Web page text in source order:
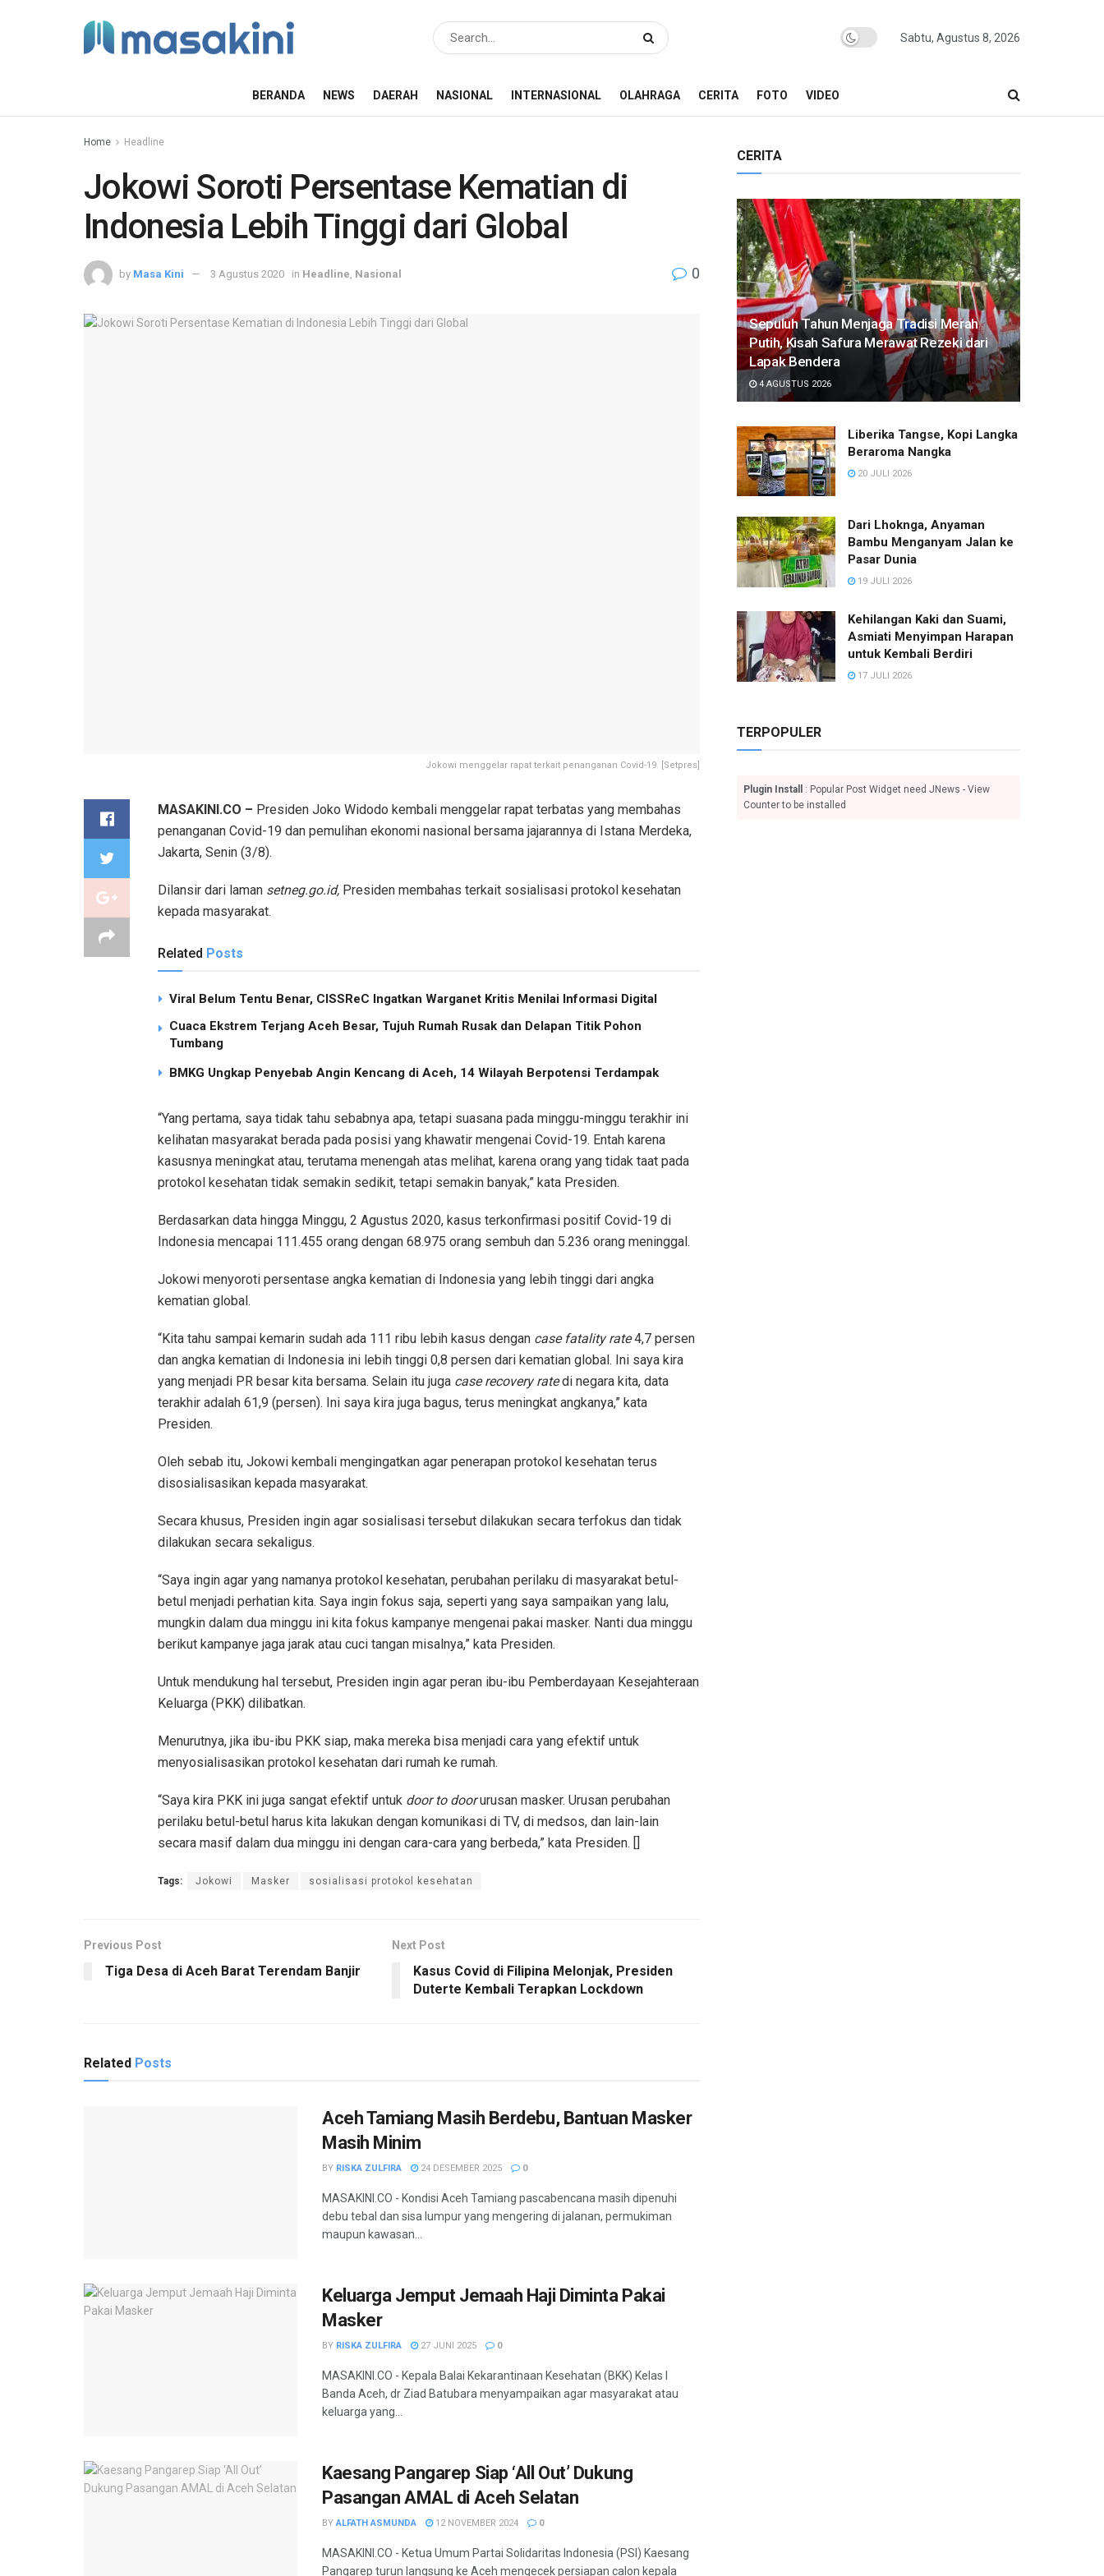
Sabtu, Agustus 8, 2026
BERANDA NEWS DAERAH NASIONAL INTERNASIONAL OLAHRAGA CERITA FOTO VIDEO
Home Headline
Jokowi Soroti Persentase Kematian di
Indonesia Lebih Tinggi dari Global
by Masa Kini 3 Agustus 2020 in Headline Nasional 0
Jokowi menggelar rapat terkait penanganan Covid-19. [Setpres]
MASAKINI.CO – Presiden Joko Widodo kembali menggelar rapat terbatas yang membahas
penanganan Covid-19 dan pemulihan ekonomi nasional bersama jajarannya di Istana Merdeka,
Jakarta, Senin (3/8).
Dilansir dari laman setneg.go.id, Presiden membahas terkait sosialisasi protokol kesehatan
kepada masyarakat.
Related Posts
Viral Belum Tentu Benar, CISSReC Ingatkan Warganet Kritis Menilai Informasi Digital
Cuaca Ekstrem Terjang Aceh Besar, Tujuh Rumah Rusak dan Delapan Titik Pohon
Tumbang
BMKG Ungkap Penyebab Angin Kencang di Aceh, 14 Wilayah Berpotensi Terdampak
“Yang pertama, saya tidak tahu sebabnya apa, tetapi suasana pada minggu-minggu terakhir ini
kelihatan masyarakat berada pada posisi yang khawatir mengenai Covid-19. Entah karena
kasusnya meningkat atau, terutama menengah atas melihat, karena orang yang tidak taat pada
protokol kesehatan tidak semakin sedikit, tetapi semakin banyak,” kata Presiden.
Berdasarkan data hingga Minggu, 2 Agustus 2020, kasus terkonfirmasi positif Covid-19 di
Indonesia mencapai 111.455 orang dengan 68.975 orang sembuh dan 5.236 orang meninggal.
Jokowi menyoroti persentase angka kematian di Indonesia yang lebih tinggi dari angka
kematian global.
“Kita tahu sampai kemarin sudah ada 111 ribu lebih kasus dengan case fatality rate4,7 persen
dan angka kematian di Indonesia ini lebih tinggi 0,8 persen dari kematian global. Ini saya kira
yang menjadi PR besar kita bersama. Selain itu juga case recovery ratedi negara kita, data
terakhir adalah 61,9 (persen). Ini saya kira juga bagus, terus meningkat angkanya,” kata
Presiden.
Oleh sebab itu, Jokowi kembali mengingatkan agar penerapan protokol kesehatan terus
disosialisasikan kepada masyarakat.
Secara khusus, Presiden ingin agar sosialisasi tersebut dilakukan secara terfokus dan tidak
dilakukan secara sekaligus.
“Saya ingin agar yang namanya protokol kesehatan, perubahan perilaku di masyarakat betul-
betul menjadi perhatian kita. Saya ingin fokus saja, seperti yang saya sampaikan yang lalu,
mungkin dalam dua minggu ini kita fokus kampanye mengenai pakai masker. Nanti dua minggu
berikut kampanye jaga jarak atau cuci tangan misalnya,” kata Presiden.
Untuk mendukung hal tersebut, Presiden ingin agar peran ibu-ibu Pemberdayaan Kesejahteraan
Keluarga (PKK) dilibatkan.
Menurutnya, jika ibu-ibu PKK siap, maka mereka bisa menjadi cara yang efektif untuk
menyosialisasikan protokol kesehatan dari rumah ke rumah.
“Saya kira PKK ini juga sangat efektif untuk door to doorurusan masker. Urusan perubahan
perilaku betul-betul harus kita lakukan dengan komunikasi di TV, di medsos, dan lain-lain
secara masif dalam dua minggu ini dengan cara-cara yang berbeda,” kata Presiden. []
Tags: Jokowi Masker sosialisasi protokol kesehatan
Previous Post
Tiga Desa di Aceh Barat Terendam Banjir
Next Post
Kasus Covid di Filipina Melonjak, Presiden
Duterte Kembali Terapkan Lockdown
Related Posts
Aceh Tamiang Masih Berdebu, Bantuan Masker
Masih Minim
BY RISKA ZULFIRA 24 DESEMBER 2025 0
MASAKINI.CO - Kondisi Aceh Tamiang pascabencana masih dipenuhi
debu tebal dan sisa lumpur yang mengering di jalanan, permukiman
maupun kawasan...
Keluarga Jemput Jemaah Haji Diminta Pakai
Masker
BY RISKA ZULFIRA 27 JUNI 2025 0
MASAKINI.CO - Kepala Balai Kekarantinaan Kesehatan (BKK) Kelas I
Banda Aceh, dr Ziad Batubara menyampaikan agar masyarakat atau
keluarga yang...
Kaesang Pangarep Siap ‘All Out’ Dukung
Pasangan AMAL di Aceh Selatan
BY ALFATH ASMUNDA 12 NOVEMBER 2024 0
MASAKINI.CO - Ketua Umum Partai Solidaritas Indonesia (PSI) Kaesang
Pangarep turun langsung ke Aceh mengecek persiapan calon kepala
CERITA
Sepuluh Tahun Menjaga Tradisi Merah
Putih, Kisah Safura Merawat Rezeki dari
Lapak Bendera
4 AGUSTUS 2026
Liberika Tangse, Kopi Langka
Beraroma Nangka
20 JULI 2026
Dari Lhoknga, Anyaman
Bambu Menganyam Jalan ke
Pasar Dunia
19 JULI 2026
Kehilangan Kaki dan Suami,
Asmiati Menyimpan Harapan
untuk Kembali Berdiri
17 JULI 2026
TERPOPULER
Plugin Install
: Popular Post Widget need JNews - View
Counter to be installed